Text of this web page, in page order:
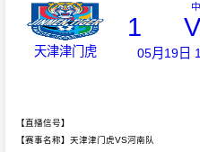
天津津门虎
1
05月19日
【直播信号】
【赛事名称】天津津门虎VS河南队